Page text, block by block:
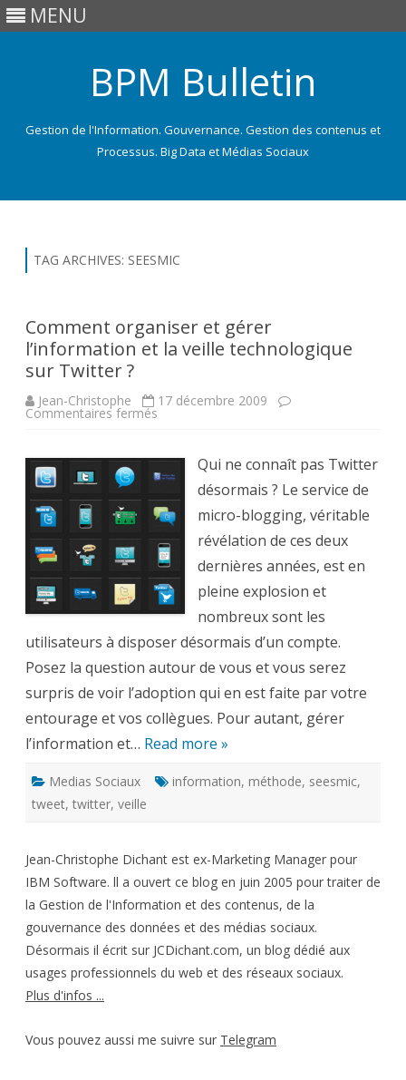
MENU
BPM Bulletin
Gestion de l'Information. Gouvernance. Gestion des contenus et
Processus. Big Data et Médias Sociaux
TAG ARCHIVES: SEESMIC
Comment organiser et gérer
l’information et la veille technologique
sur Twitter ?
Jean-Christophe 17 décembre 2009
Commentaires fermés
gérer
l’information
la
veille
technologique
sur
Twitter
?
Qui ne connaît pas Twitter
désormais ? Le service de
micro-blogging, véritable
révélation de ces deux
dernières années, est en
pleine explosion et
nombreux sont les
utilisateurs à disposer désormais d’un compte.
Posez la question autour de vous et vous serez
surpris de voir l’adoption qui en est faite par votre
entourage et vos collègues. Pour autant, gérer
l’information et… Read more »
Medias Sociaux information, méthode, seesmic,
tweet, twitter, veille
Jean-Christophe Dichant est ex-Marketing Manager pour
IBM Software. ll a ouvert ce blog en juin 2005 pour traiter de
la Gestion de l'Information et des contenus, de la
gouvernance des données et des médias sociaux.
Désormais il écrit sur JCDichant.com, un blog dédié aux
usages professionnels du web et des réseaux sociaux.
Plus d'infos ...
Vous pouvez aussi me suivre sur Telegram